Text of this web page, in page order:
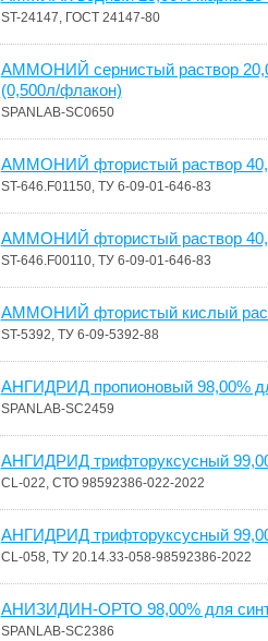
ST-24147, ГОСТ 24147-80
АММОНИЙ сернистый раствор
(0,500л/флакон)
SPANLAB-SC0650
АММОНИЙ фтористый раствор
ST-646.F01150, ТУ 6-09-01-646-83
АММОНИЙ фтористый раствор
ST-646.F00110, ТУ 6-09-01-646-83
АММОНИЙ фтористый кислый
ST-5392, ТУ 6-09-5392-88
АНГИДРИД пропионовый 98,00%
SPANLAB-SC2459
АНГИДРИД трифторуксусный
CL-022, СТО 98592386-022-2022
АНГИДРИД трифторуксусный
CL-058, ТУ 20.14.33-058-98592386-2022
АНИЗИДИН-ОРТО 98,00% для
SPANLAB-SC2386